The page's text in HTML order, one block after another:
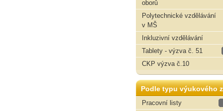
oborů
Polytechnické vzdělávání
v MŠ
Inkluzivní vzdělávání
Tablety - výzva č. 51
CKP výzva č.10
Podle typu výukového
Pracovní listy